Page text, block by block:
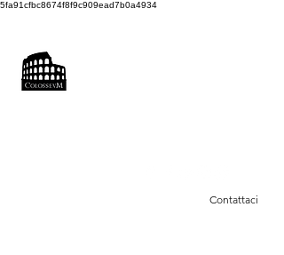
5fa91cfbc8674f8f9c909ead7b0a4934
Contattaci